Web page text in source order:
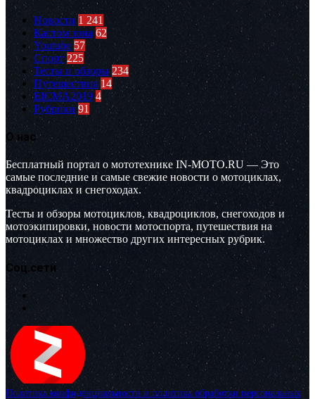
Новости 1 241
Кастом зона 62
Youtube 57
Спорт 225
Тесты и обзоры 234
Путешествия 14
EICMA2019 4
Рубрики 91
О нас
Бесплатный портал о мототехнике IN-MOTO.RU — Это
самые последние и самые свежие новости о мотоциклах,
квадроциклах и снегоходах.
Тесты и обзоры мотоциклов, квадроциклов, снегоходов и
мотоэкипировки, новости мотоспорта, путешествия на
мотоциклах и множество других интересных рубрик.
Соц.сети
Политика конфиденциальности и политика обработки персональных